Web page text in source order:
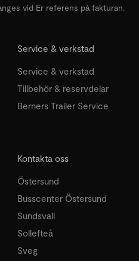
vid Er referens på fakturan.
Service & verkstad
Service & verkstad
Tillbehör & reservdelar
Berners Trailer Service
Kontakta oss
Östersund
Busscenter Östersund
Sundsvall
Sollefteå
Sveg